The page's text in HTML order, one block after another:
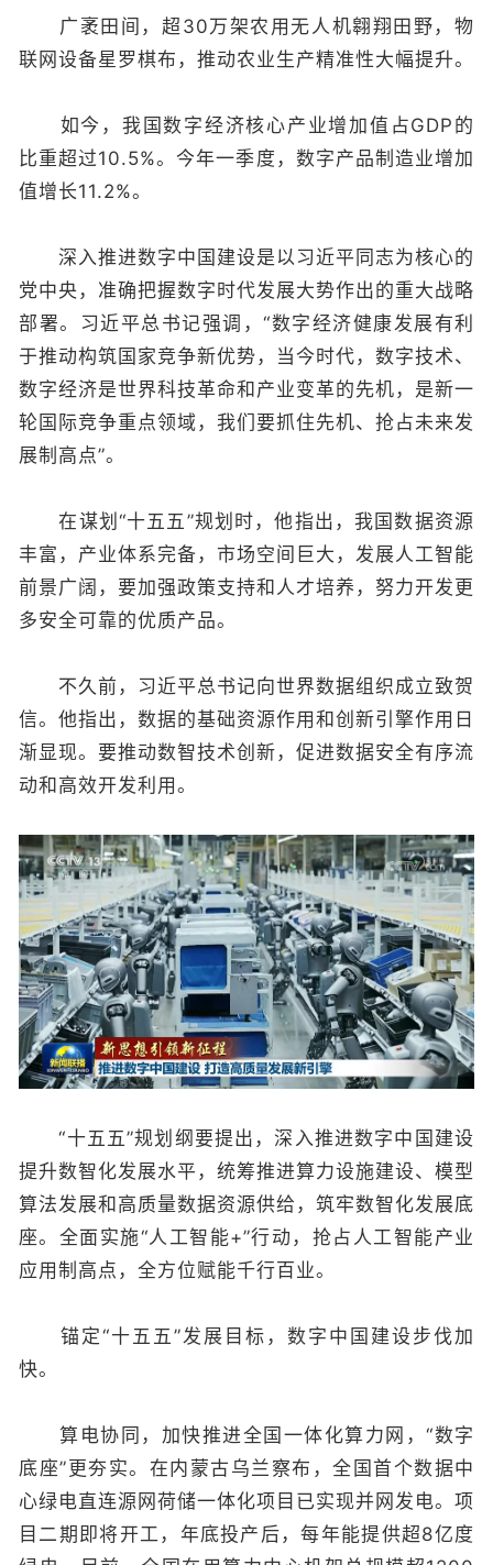
广袤田间，超30万架农用无人机翱翔田野，物
联网设备星罗棋布，推动农业生产精准性大幅提升。
如今，我国数字经济核心产业增加值占GDP的
比重超过10.5%。今年一季度，数字产品制造业增加
值增长11.2%。
深入推进数字中国建设是以习近平同志为核心的
党中央，准确把握数字时代发展大势作出的重大战略
部署。习近平总书记强调，“数字经济健康发展有利
于推动构筑国家竞争新优势，当今时代，数字技术、
数字经济是世界科技革命和产业变革的先机，是新一
轮国际竞争重点领域，我们要抓住先机、抢占未来发
展制高点”。
在谋划“十五五”规划时，他指出，我国数据资源
丰富，产业体系完备，市场空间巨大，发展人工智能
前景广阔，要加强政策支持和人才培养，努力开发更
多安全可靠的优质产品。
不久前，习近平总书记向世界数据组织成立致贺
信。他指出，数据的基础资源作用和创新引擎作用日
渐显现。要推动数智技术创新，促进数据安全有序流
动和高效开发利用。
“十五五”规划纲要提出，深入推进数字中国建设
提升数智化发展水平，统筹推进算力设施建设、模型
算法发展和高质量数据资源供给，筑牢数智化发展底
座。全面实施“人工智能+”行动，抢占人工智能产业
应用制高点，全方位赋能千行百业。
锚定“十五五”发展目标，数字中国建设步伐加
快。
算电协同，加快推进全国一体化算力网，“数字
底座”更夯实。在内蒙古乌兰察布，全国首个数据中
心绿电直连源网荷储一体化项目已实现并网发电。项
目二期即将开工，年底投产后，每年能提供超8亿度